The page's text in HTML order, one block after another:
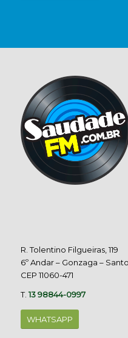
R. Tolentino Filgueiras, 119
6º Andar – Gonzaga –
CEP 11060-471
T.13 98844-0997
WHATSAPP